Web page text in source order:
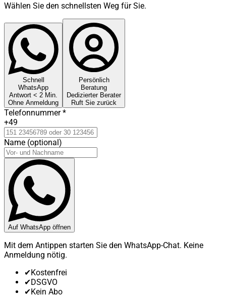
Wählen Sie den schnellsten Weg für Sie.
Schnell
WhatsApp
Antwort < 2 Min.
Ohne Anmeldung
Persönlich
Beratung
Dedizierter Berater
Ruft Sie zurück
Telefonnummer*
+49
Name (optional)
Auf WhatsApp öffnen
Mit dem Antippen starten Sie den WhatsApp-Chat. Keine
Anmeldung nötig.
✔Kostenfrei
✔DSGVO
✔Kein Abo